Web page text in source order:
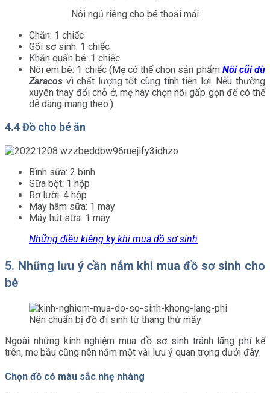
Nôi ngủ riêng cho bé thoải mái
Chăn: 1 chiếc
Gối sơ sinh: 1 chiếc
Khăn quấn bé: 1 chiếc
Nôi em bé: 1 chiếc (Mẹ có thể chọn sản phẩm Nôi cũi dù
Zaracos vì chất lượng tốt cùng tính tiện lợi. Nếu thường
xuyên thay đổi chỗ ở, mẹ hãy chọn nôi gấp gọn để có thể
dễ dàng mang theo.)
4.4 Đồ cho bé ăn
Bình sữa: 2 bình
Sữa bột: 1 hộp
Rơ lưỡi: 4 hộp
Máy hâm sữa: 1 máy
Máy hút sữa: 1 máy
Những điều kiêng kỵ khi mua đồ sơ sinh
5. Những lưu ý cần nắm khi mua đồ sơ sinh cho
bé
Nên chuẩn bị đồ đi sinh từ tháng thứ mấy
Ngoài những kinh nghiệm mua đồ sơ sinh tránh lãng phí kể
trên, mẹ bầu cũng nên nắm một vài lưu ý quan trọng dưới đây:
Chọn đồ có màu sắc nhẹ nhàng